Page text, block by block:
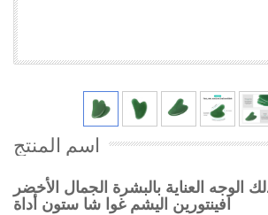
اسم المنتج
الوجه العناية بالبشرة الجمال الأخضر
افينتورين اليشم غوا شا ستون أداة